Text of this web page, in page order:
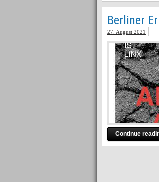
Berliner
27. August 2021
Continue